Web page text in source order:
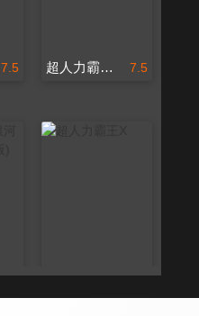
7.5 7.5
超人力霸王勝利 超級戰鬥(中文版)